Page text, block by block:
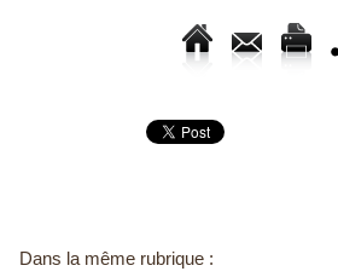
Dans la même rubrique :